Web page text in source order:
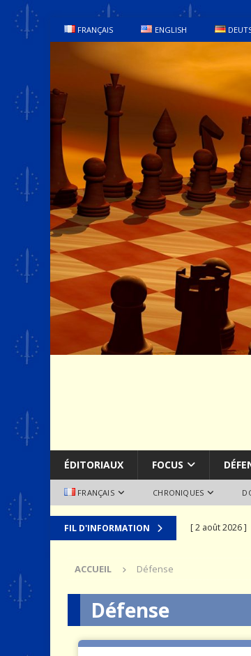
FRANÇAIS ENGLISH
ÉDITORIAUX FOCUS
FRANÇAIS CHRONIQUES
FIL D'INFORMATION [ 2 août 2026 ]
[ 4 août 2026 ]
ACCUEIL Défense
Défense